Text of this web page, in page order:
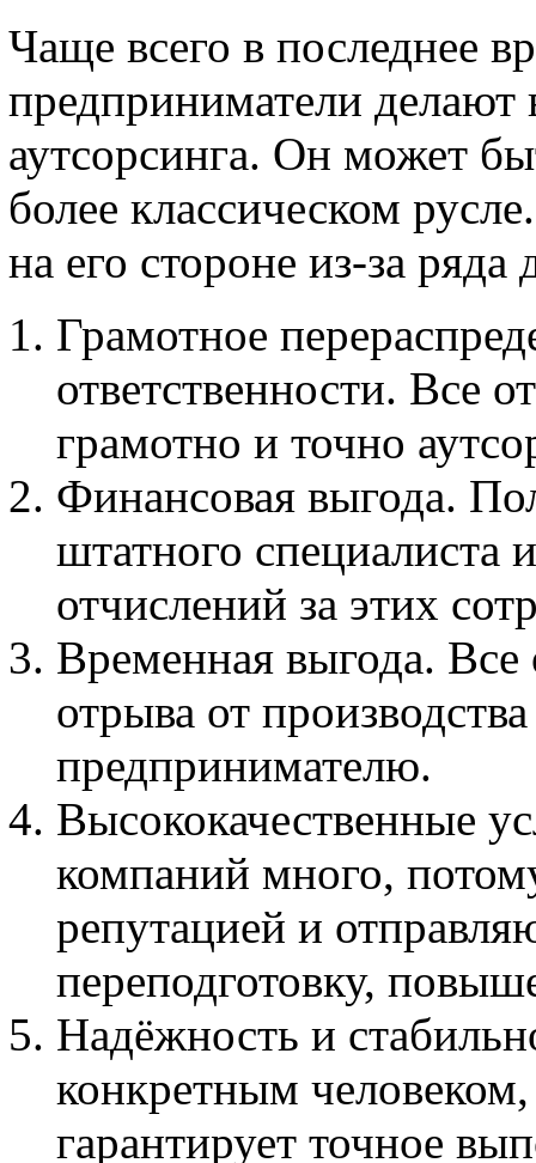
Чаще всего в последнее
предприниматели делают
аутсорсинга. Он может
более классическом
на его стороне из-за ряда
Грамотное
ответственности. Все
грамотно и точно
Финансовая выгода.
штатного специалиста
отчислений за этих
Временная выгода. Все
отрыва от
предпринимателю.
Высококачественные
компаний много,
репутацией и
переподготовку,
Надёжность и
конкретным
гарантирует точное